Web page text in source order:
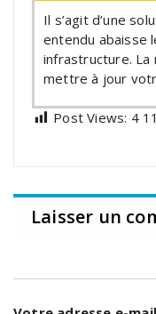
Il s’agit d’une
entendu abaisse
infrastructure. La
mettre à jour
Post Views: 4
Laisser un